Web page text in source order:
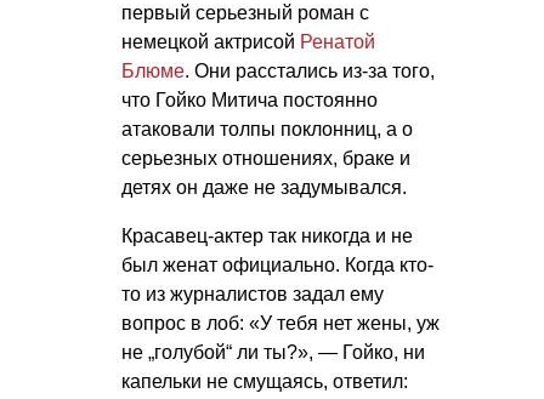
первый серьезный роман с
немецкой актрисой Ренатой
Блюме. Они расстались из-за того,
что Гойко Митича постоянно
атаковали толпы поклонниц, а о
серьезных отношениях, браке и
детях он даже не задумывался.
Красавец-актер так никогда и не
был женат официально. Когда кто-
то из журналистов задал ему
вопрос в лоб: «У тебя нет жены, уж
не „голубой“ ли ты?», — Гойко, ни
капельки не смущаясь, ответил: